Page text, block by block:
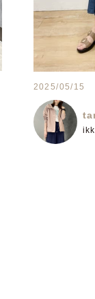
2025/05/15